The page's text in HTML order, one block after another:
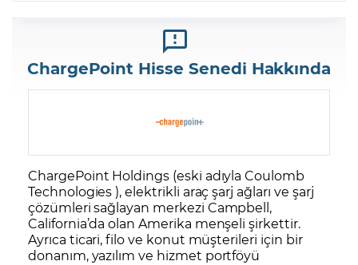
ChargePoint Hisse Senedi Hakkında
ChargePoint Holdings (eski adıyla Coulomb
Technologies ), elektrikli araç şarj ağları ve şarj
çözümleri sağlayan merkezi Campbell,
California’da olan Amerika menşeli şirkettir.
Ayrıca ticari, filo ve konut müşterileri için bir
donanım, yazılım ve hizmet portföyü